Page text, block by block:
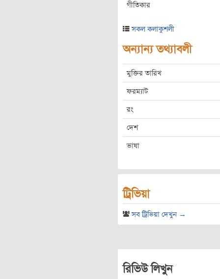
গীতিকার
সকল কলাকুশলী
অন্যান্য তথ্যাবলী
মুক্তির তারিখ
ফরম্যাট
রং
দেশ
ভাষা
ট্রিভিয়া
সব ট্রিভিয়া দেখুন →
রিভিউ লিখুন